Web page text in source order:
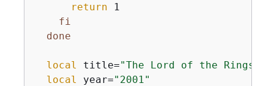
return 1
fi
done
local title="The Lord of the Rings:
local
year="2001"